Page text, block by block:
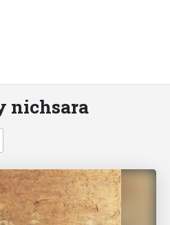
nichsara